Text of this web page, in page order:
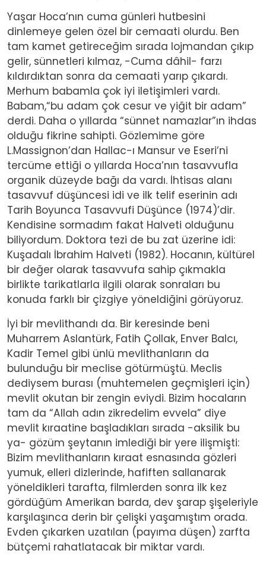
Yaşar Hoca’nın cuma günleri hutbesini
dinlemeye gelen özel bir cemaati olurdu. Ben
tam kamet getireceğim sırada lojmandan çıkıp
gelir, sünnetleri kılmaz, -Cuma dâhil- farzı
kıldırdıktan sonra da cemaati yarıp çıkardı.
Merhum babamla çok iyi iletişimleri vardı.
Babam,“bu adam çok cesur ve yiğit bir adam”
derdi. Daha o yıllarda “sünnet namazlar”ın ihdas
olduğu fikrine sahipti. Gözlemime göre
L.Massignon’dan Hallac-ı Mansur ve Eseri’ni
tercüme ettiği o yıllarda Hoca’nın tasavvufla
organik düzeyde bağı da vardı. İhtisas alanı
tasavvuf düşüncesi idi ve ilk telif eserinin adı
Tarih Boyunca Tasavvufi Düşünce (1974)’dir.
Kendisine sormadım fakat Halveti olduğunu
biliyordum. Doktora tezi de bu zat üzerine idi:
Kuşadalı İbrahim Halveti (1982). Hocanın, kültürel
bir değer olarak tasavvufa sahip çıkmakla
birlikte tarikatlarla ilgili olarak sonraları bu
konuda farklı bir çizgiye yöneldiğini görüyoruz.
İyi bir mevlithandı da. Bir keresinde beni
Muharrem Aslantürk, Fatih Çollak, Enver Balcı,
Kadir Temel gibi ünlü mevlithanların da
bulunduğu bir meclise götürmüştü. Meclis
dediysem burası (muhtemelen geçmişleri için)
mevlit okutan bir zengin eviydi. Bizim hocaların
tam da “Allah adın zikredelim evvela” diye
mevlit kıraatine başladıkları sırada -aksilik bu
ya- gözüm şeytanın imlediği bir yere ilişmişti:
Bizim mevlithanların kıraat esnasında gözleri
yumuk, elleri dizlerinde, hafiften sallanarak
yöneldikleri tarafta, filmlerden sonra ilk kez
gördüğüm Amerikan barda, dev şarap şişeleriyle
karşılaşınca derin bir çelişki yaşamıştım orada.
Evden çıkarken uzatılan (payıma düşen) zarfta
bütçemi rahatlatacak bir miktar vardı.